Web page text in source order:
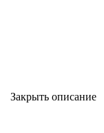
Закрыть описание